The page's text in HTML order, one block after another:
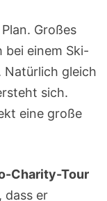
Großes
bei einem Ski-
Natürlich gleich
sich.
eine große
Charity-Tour
dass er